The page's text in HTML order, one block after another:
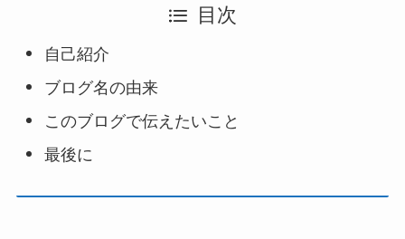
目次
自己紹介
ブログ名の由来
このブログで伝えたいこと
最後に